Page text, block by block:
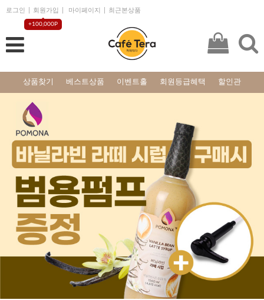
로그인 회원가입
+100,000P
마이페이지 최근본상품
상품찾기 베스트상품 이벤트홀 회원등급혜택 할인관